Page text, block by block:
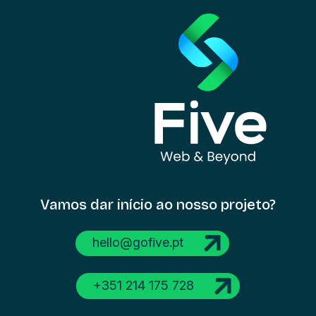
Vamos dar início ao nosso projeto?
hello@gofive.pt
+351 214 175 728